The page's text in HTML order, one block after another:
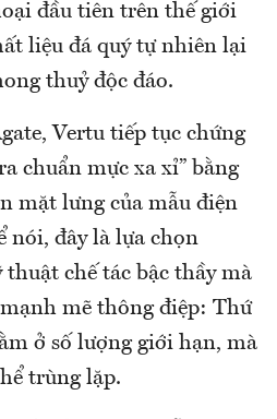
đầu tiên trên thế giới
liệu đá quý tự nhiên lại
thuỷ độc đáo.
Vertu tiếp tục chứng
chuẩn mực xa xỉ” bằng
mặt lưng của mẫu điện
nói, đây là lựa chọn
chế tác bậc thầy mà
mẽ thông điệp: Thứ
ở số lượng giới hạn, mà
trùng lặp.